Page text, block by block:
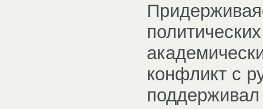
конфликт с